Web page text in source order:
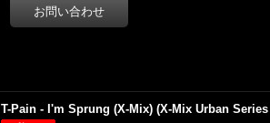
T-Pain - I'm Sprung (X-Mix) (X-Mix Urban Series